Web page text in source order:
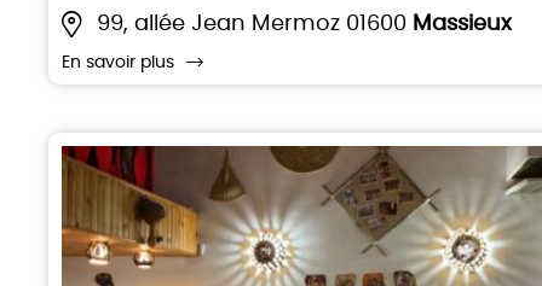
99, allée Jean Mermoz 01600 Massieux
En savoir plus